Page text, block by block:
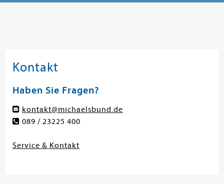
Kontakt
Haben Sie Fragen?
kontakt@michaelsbund.de
089 / 23225 400
Service & Kontakt